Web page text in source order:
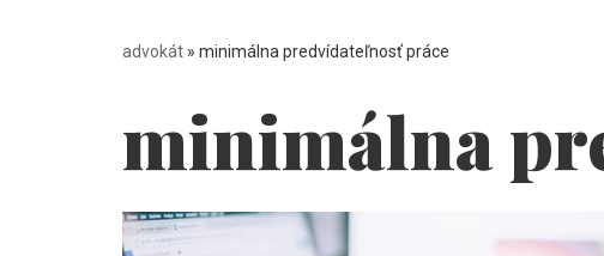
advokát » minimálna predvídateľnosť práce
minimálna